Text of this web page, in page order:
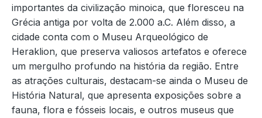
importantes da civilização minoica, que floresceu na
Grécia antiga por volta de 2.000 a.C. Além disso, a
cidade conta com o Museu Arqueológico de
Heraklion, que preserva valiosos artefatos e oferece
um mergulho profundo na história da região. Entre
as atrações culturais, destacam-se ainda o Museu de
História Natural, que apresenta exposições sobre a
fauna, flora e fósseis locais, e outros museus que